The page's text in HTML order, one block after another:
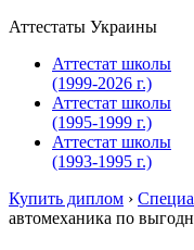
Аттестаты Украины
Аттестат школы
(1999-2026 г.)
Аттестат школы
(1995-1999 г.)
Аттестат школы
(1993-1995 г.)
Купить диплом ›
автомеханика по